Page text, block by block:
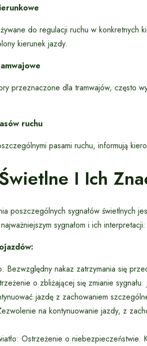
do regulacji ruchu w konkretnych
kierunek jazdy.
przeznaczone dla tramwajów, często
ruchu
pasami ruchu, informują
I Ich
poszczególnych sygnałów świetlnych
sygnałom i ich interpretacji:
Bezwzględny nakaz zatrzymania się
o zbliżającej się zmianie
jazdę z zachowaniem
na kontynuowanie jazdy, z
Ostrzeżenie o